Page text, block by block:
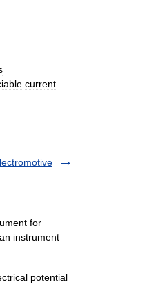
current
for
instrument
potential